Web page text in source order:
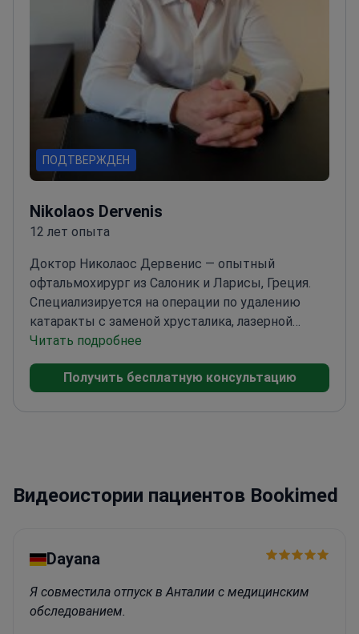
ПОДТВЕРЖДЕН
Nikolaos Dervenis
12 лет опыта
Доктор Николаос Дервенис — опытный
офтальмохирург из Салоник и Ларисы, Греция.
Специализируется на операции по удалению
катаракты с заменой хрусталика, лазерной
коррекции зрения, LASIK и витрэктомии. Имеет
Доктор Дервенис работал консультантом в
Великобритании (NHS). Опубликовал более 55
влияние в офтальмологии.
Читать подробнее
Получить бесплатную консультацию
Видеоистории пациентов Bookimed
Dayana
Я совместила отпуск в Анталии с медицинским
обследованием.